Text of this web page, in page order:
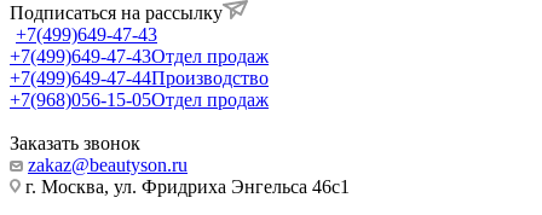
Подписаться на рассылку
+7(499)649-47-43
+7(499)649-47-43Отдел продаж
+7(499)649-47-44Производство
+7(968)056-15-05Отдел продаж
Заказать звонок
zakaz@beautyson.ru
г. Москва, ул. Фридриха Энгельса 46с1